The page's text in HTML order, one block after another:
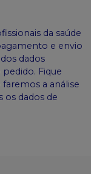
da saúde
e envio
dados
Fique
a análise
os dados de